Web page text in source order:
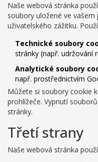
Naše webová stránka
soubory uložené ve
uživatelského zážitku.
Technické soubory
stránky (např. udržování
Analytické soubory
např. prostřednictvím
Můžete si soubory cookie
prohlížeče. Vypnutí
stránky.
Třetí strany
Naše webová stránka